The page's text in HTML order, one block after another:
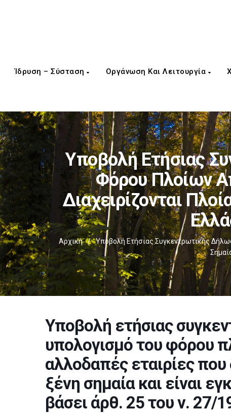
Ίδρυση – Σύσταση Οργάνωση Και Λειτουργία
Υποβολή Ετήσιας
Φόρου Πλοίων
Διαχειρίζονται
Αρχική /
Υποβολή Ετήσιας Συγκεντρωτικής
Υποβολή ετήσιας
υπολογισμό του φόρου
αλλοδαπές εταιρίες που
ξένη σημαία και είναι
βάσει άρθ. 25 του ν. 27/